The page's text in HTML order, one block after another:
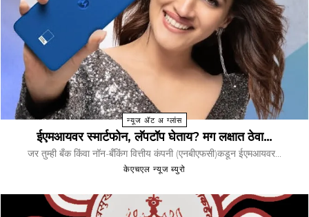
न्यूज ॲट अ ग्लांस
ईएमआयवर स्मार्टफोन, लॅपटॉप घेताय? मग लक्षात ठेवा…
जर तुम्ही बँक किंवा नॉन-बँकिंग वित्तीय कंपनी (एनबीएफसी)कडून ईएमआयवर...
केएचएल न्यूज ब्युरो